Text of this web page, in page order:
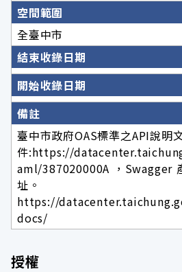
空間範圍
全臺中市
結束收錄日期
開始收錄日期
備註
臺中市政府OAS標準之API說明
件:https://
aml/387020000A ，Swagger
址。
https://
docs/
授權